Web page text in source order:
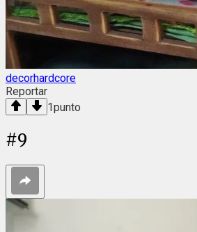
decorhardcore
Reportar
1punto
#9